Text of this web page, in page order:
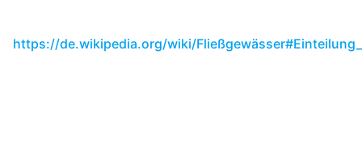
https://de.wikipedia.org/wiki/